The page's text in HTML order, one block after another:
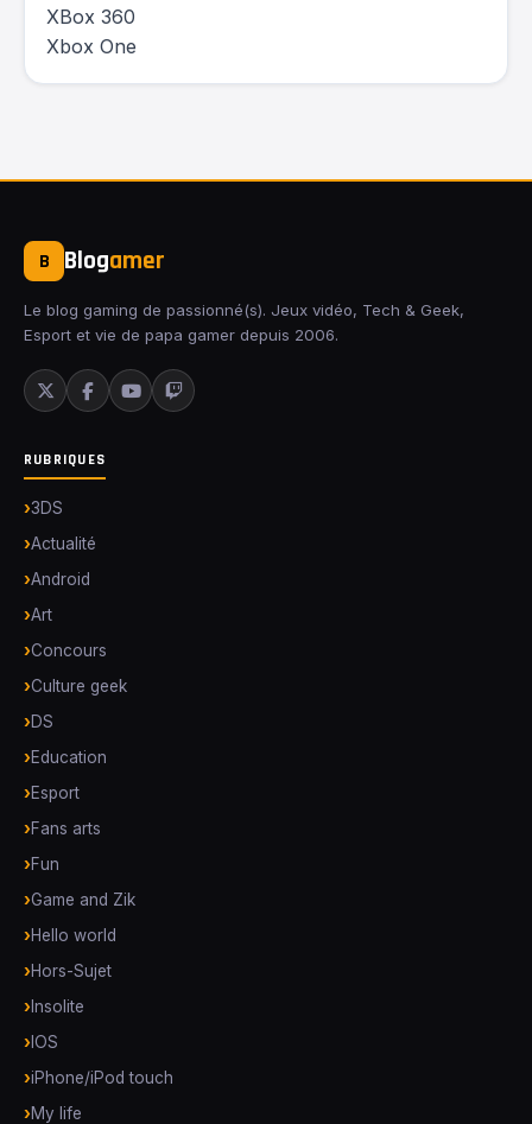
XBox 360
Xbox One
B Blogamer
Le blog gaming de passionné(s). Jeux vidéo, Tech & Geek,
Esport et vie de papa gamer depuis 2006.
RUBRIQUES
3DS
Actualité
Android
Art
Concours
Culture geek
DS
Education
Esport
Fans arts
Fun
Game and Zik
Hello world
Hors-Sujet
Insolite
IOS
iPhone/iPod touch
My life